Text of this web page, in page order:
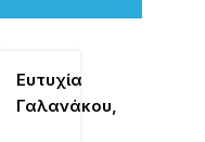
Ευτυχία
Γαλανάκου,